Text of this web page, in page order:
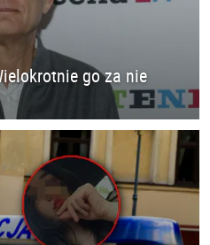
go za nie